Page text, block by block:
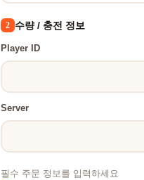
2 수량 / 충전 정보
Player ID
Server
필수 주문 정보를 입력하세요